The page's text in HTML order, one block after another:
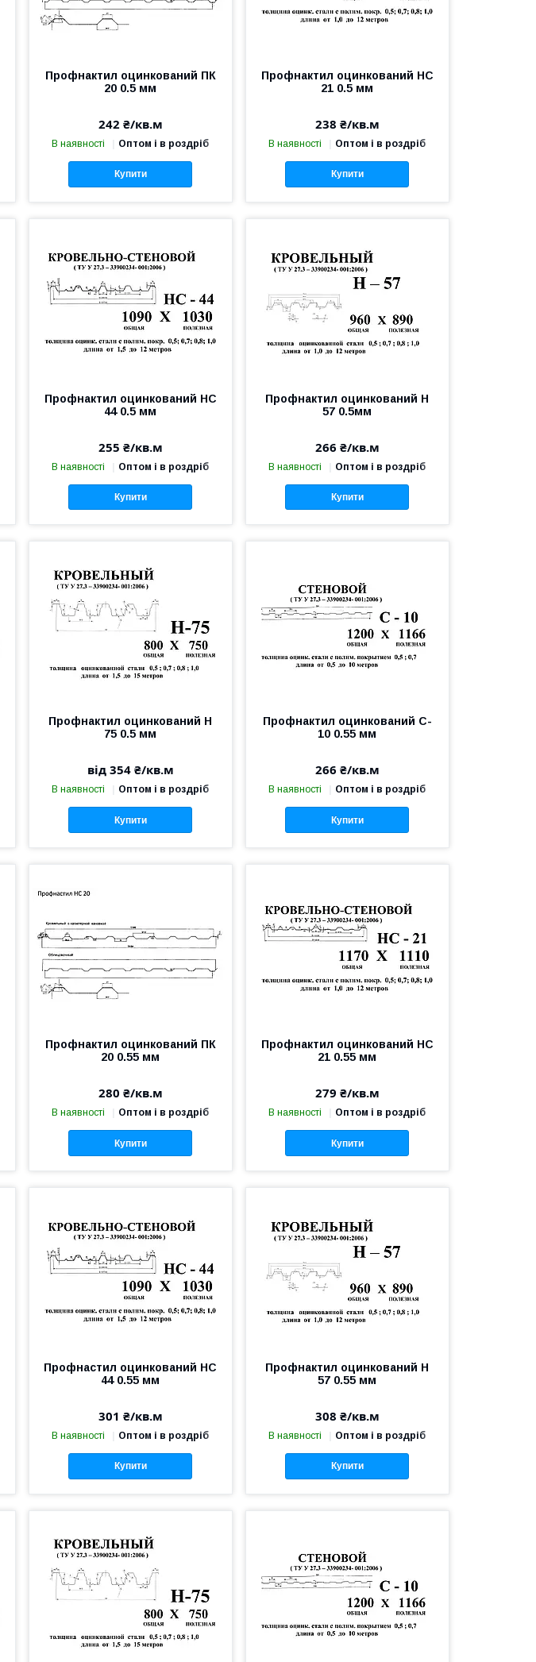
Профнактил оцинкований ПК
20 0.5 мм
242 ₴/кв.м
В наявності Оптом і в роздріб
Купити
Профнактил оцинкований НС
21 0.5 мм
238 ₴/кв.м
В наявності Оптом і в роздріб
Купити
Профнактил оцинкований НС
44 0.5 мм
255 ₴/кв.м
В наявності Оптом і в роздріб
Купити
Профнактил оцинкований Н
57 0.5мм
266 ₴/кв.м
В наявності Оптом і в роздріб
Купити
Профнактил оцинкований Н
75 0.5 мм
від 354 ₴/кв.м
В наявності Оптом і в роздріб
Купити
Профнактил оцинкований C-
10 0.55 мм
266 ₴/кв.м
В наявності Оптом і в роздріб
Купити
Профнактил оцинкований ПК
20 0.55 мм
280 ₴/кв.м
В наявності Оптом і в роздріб
Купити
Профнактил оцинкований НС
21 0.55 мм
279 ₴/кв.м
В наявності Оптом і в роздріб
Купити
Профнастил оцинкований НС
44 0.55 мм
301 ₴/кв.м
В наявності Оптом і в роздріб
Купити
Профнактил оцинкований Н
57 0.55 мм
308 ₴/кв.м
В наявності Оптом і в роздріб
Купити